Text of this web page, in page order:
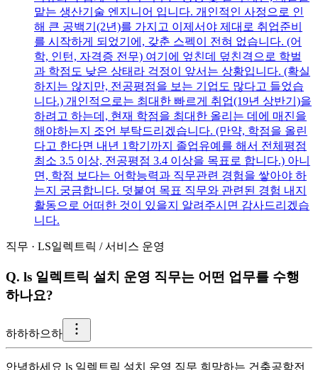
맡는 생산기술 엔지니어 입니다. 개인적인 사정으로 인
해 큰 공백기(2년)를 가지고 이제서야 제대로 취업준비
를 시작하게 되었기에, 갖춘 스펙이 전혀 없습니다. (어
학, 인턴, 자격증 전무) 여기에 엎친데 덮친격으로 학벌
과 학점도 낮은 상태라 걱정이 앞서는 상황입니다. (확실
하지는 않지만, 전공평점을 보는 기업도 많다고 들었습
니다.) 개인적으로는 최대한 빠르게 취업(19년 상반기)을
하려고 하는데, 현재 학점을 최대한 올리는 데에 매진을
해야하는지 조언 부탁드리겠습니다. (만약, 학점을 올린
다고 한다면 내년 1학기까지 졸업유예를 해서 전체평점
최소 3.5 이상, 전공평점 3.4 이상을 목표로 합니다.) 아니
면, 학점 보다는 어학능력과 직무관련 경험을 쌓아야 하
는지 궁금합니다. 덧붙여 목표 직무와 관련된 경험 내지
활동으로 어떠한 것이 있을지 알려주시면 감사드리겠습
니다.
직무 · LS일렉트릭 /서비스 운영
Q. ls 일렉트릭 설치 운영 직무는 어떤 업무를 수행
하나요?
하하하으하
안녕하세요 ls 일렉트릭 설치 운영 직무 희망하는 건축공학전